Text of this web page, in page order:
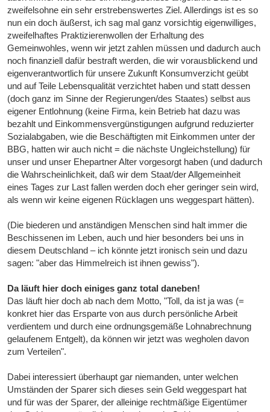
zweifelsohne ein sehr erstrebenswertes Ziel. Allerdings ist es so
nun ein doch äußerst, ich sag mal ganz vorsichtig eigenwilliges,
zweifelhaftes Praktizierenwollen der Erhaltung des
Gemeinwohles, wenn wir jetzt zahlen müssen und dadurch auch
noch finanziell dafür bestraft werden, die wir vorausblickend und
eigenverantwortlich für unsere Zukunft Konsumverzicht geübt
und auf Teile Lebensqualität verzichtet haben und statt dessen
(doch ganz im Sinne der Regierungen/des Staates) selbst aus
eigener Entlohnung (keine Firma, kein Betrieb hat dazu was
bezahlt und Einkommensvergünstigungen aufgrund reduzierter
Sozialabgaben, wie die Beschäftigten mit Einkommen unter der
BBG, hatten wir auch nicht = die nächste Ungleichstellung) für
unser und unser Ehepartner Alter vorgesorgt haben (und dadurch
die Wahrscheinlichkeit, daß wir dem Staat/der Allgemeinheit
eines Tages zur Last fallen werden doch eher geringer sein wird,
als wenn wir keine eigenen Rücklagen uns weggespart hätten).
(Die biederen und anständigen Menschen sind halt immer die
Beschissenen im Leben, auch und hier besonders bei uns in
diesem Deutschland – ich könnte jetzt ironisch sein und dazu
sagen: "aber das Himmelreich ist ihnen gewiss").
Da läuft hier doch einiges ganz total daneben!
Das läuft hier doch ab nach dem Motto, "Toll, da ist ja was (=
konkret hier das Ersparte von aus durch persönliche Arbeit
verdientem und durch eine ordnungsgemäße Lohnabrechnung
gelaufenem Entgelt), da können wir jetzt was wegholen davon
zum Verteilen".
Dabei interessiert überhaupt gar niemanden, unter welchen
Umständen der Sparer sich dieses sein Geld weggespart hat
und für was der Sparer, der alleinige rechtmäßige Eigentümer